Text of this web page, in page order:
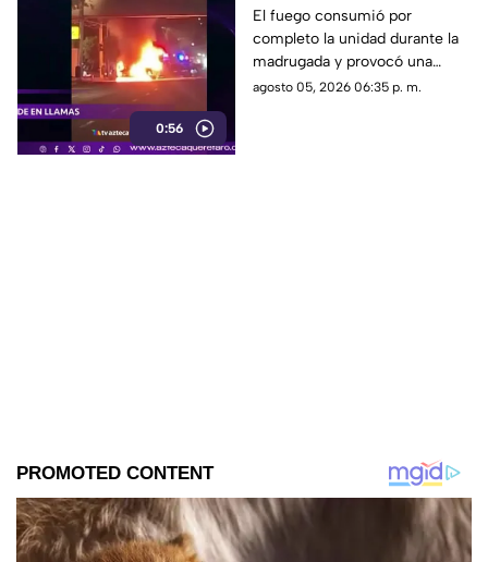
0:56
termina calcinada
sobre avenida
Constituyentes; así se
vivió el momento
El fuego consumió por
completo la unidad durante la
madrugada y provocó una
intensa movilización en una de
agosto 05, 2026 06:35 p. m.